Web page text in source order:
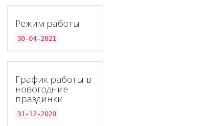
Режим работы
30-04-2021
График работы в
новогодние
праздинки
31-12-2020